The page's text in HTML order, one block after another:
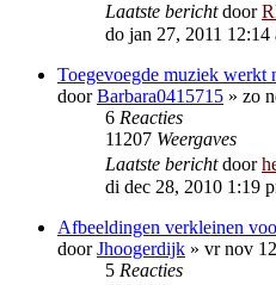
Laatste berichtdoor
do jan 27, 2011 12:14
Toegevoegde muziek werkt
doorBarbara0415715 » zo
6 Reacties
11207 Weergaves
Laatste berichtdoor
di dec 28, 2010 1:19
Afbeeldingen verkleinen
doorJhoogerdijk » vr nov
5 Reacties